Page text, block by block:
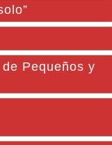
Pequeños y